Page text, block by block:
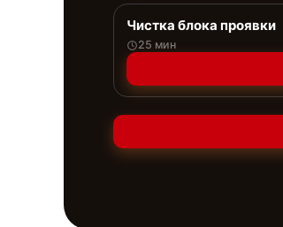
Чистка блока проявки
25 мин